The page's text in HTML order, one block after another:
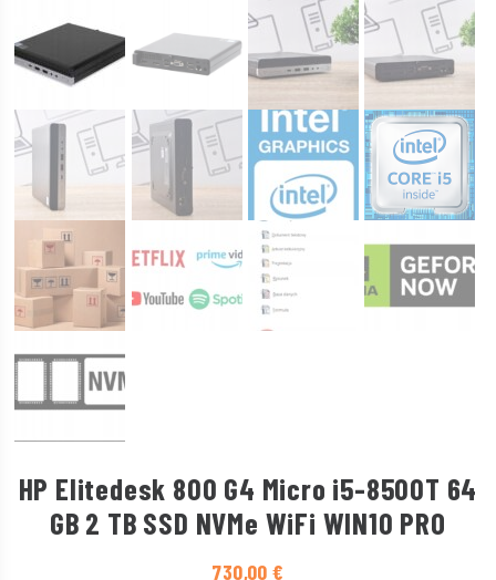
HP Elitedesk 800 G4 Micro i5-8500T 64
GB 2 TB SSD NVMe WiFi WIN10 PRO
730,00€